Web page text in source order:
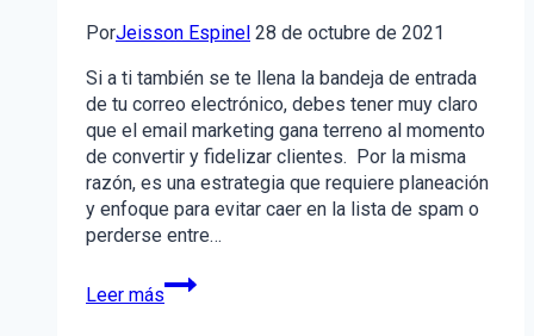
PorJeisson Espinel 28 de octubre de 2021
Si a ti también se te llena la bandeja de entrada
de tu correo electrónico, debes tener muy claro
que el email marketing gana terreno al momento
de convertir y fidelizar clientes. Por la misma
razón, es una estrategia que requiere planeación
y enfoque para evitar caer en la lista de spam o
perderse entre…
Leer más
¿Cómo
mejorar